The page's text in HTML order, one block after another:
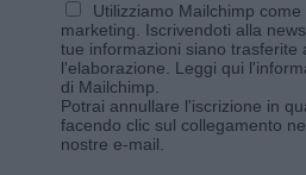
Utilizziamo Mailchimp
marketing. Iscrivendoti alla
tue informazioni siano trasferite
l'elaborazione. Leggi qui
di Mailchimp
Potrai annullare l'iscrizione in
facendo clic sul collegamento
nostre e-mail.